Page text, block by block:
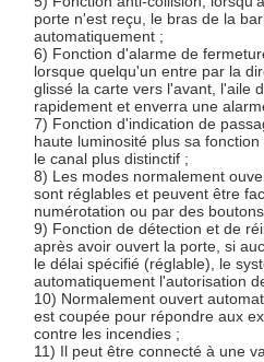
porte n'est reçu, le bras de la
automatiquement ;
6) Fonction d'alarme de
lorsque quelqu'un entre par la
glissé la carte vers l'avant, l'aile
rapidement et enverra une
7) Fonction d'indication de
haute luminosité plus sa
le canal plus distinctif ;
8) Les modes normalement
sont réglables et peuvent être
numérotation ou par des
9) Fonction de détection et de
après avoir ouvert la porte, si
le délai spécifié (réglable), le
automatiquement l'autorisation
10) Normalement ouvert
est coupée pour répondre aux
contre les incendies ;
11) Il peut être connecté à une